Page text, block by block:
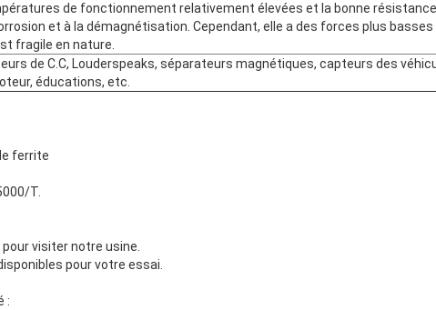
de fonctionnement relativement élevées et la bonne
et à la démagnétisation. Cependant, elle a des forces plus basses
fragile en nature.
de C.C, Louderspeaks, séparateurs magnétiques, capteurs des
éducations, etc.
ferrite
T.
visiter notre usine.
pour votre essai.
: